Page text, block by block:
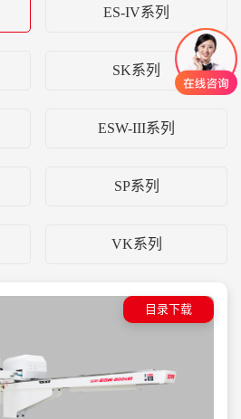
ES-IV系列
SK系列
ESW-III系列
SP系列
VK系列
目录下载